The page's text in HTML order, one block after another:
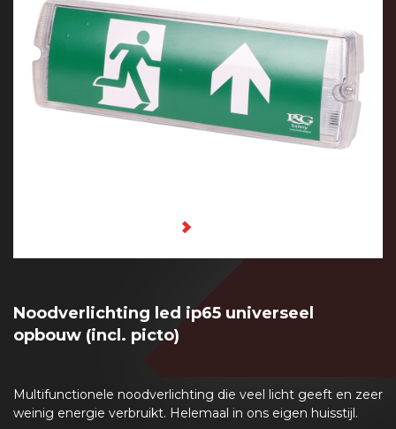
Noodverlichting led ip65 universeel
opbouw (incl. picto)
Multifunctionele noodverlichting die veel licht geeft en zeer
weinig energie verbruikt. Helemaal in ons eigen huisstijl.